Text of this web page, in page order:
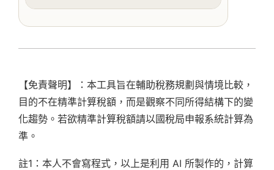
【免責聲明】：本工具旨在輔助稅務規劃與情境比較，
目的不在精準計算稅額，而是觀察不同所得結構下的變
化趨勢。若欲精準計算稅額請以國稅局申報系統計算為
準。
註1：本人不會寫程式，以上是利用 AI 所製作的，計算